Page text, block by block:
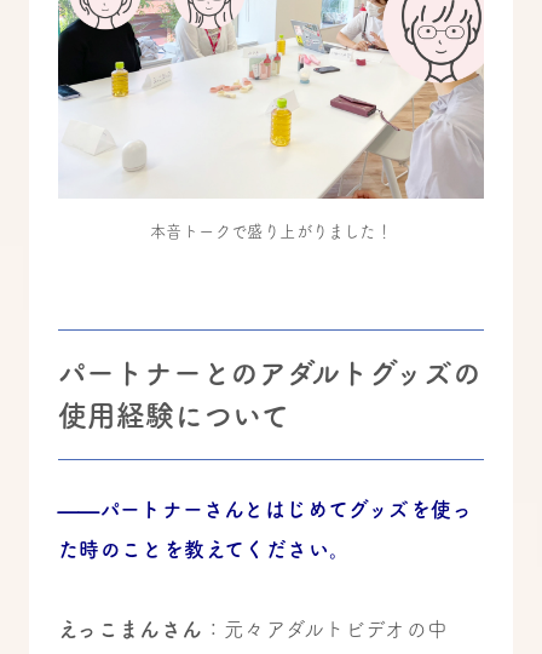
本音トークで盛り上がりました！
パートナーとのアダルトグッズの
使用経験について
——パートナーさんとはじめてグッズを使っ
た時のことを教えてください。
えっこまんさん ：元々アダルトビデオの中